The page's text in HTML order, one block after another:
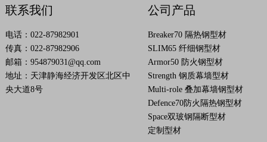
联系我们
电话：022-87982901
传真：022-87982906
邮箱： 954879031@qq.com
地址：天津静海经济开发区北区中
央大道8号
公司产品
Breaker70 隔热钢型材
SLIM65 纤细钢型材
Armor50 防火钢型材
Strength 钢质幕墙型材
Multi-role 叠加幕墙钢型材
Defence70防火隔热钢型材
Space双玻钢隔断型材
定制型材